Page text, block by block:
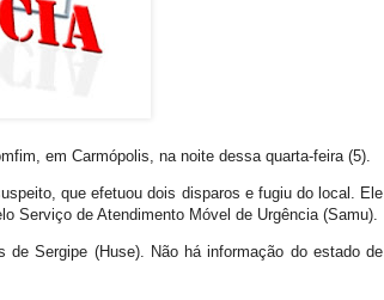
em Carmópolis, na noite dessa quarta-feira (5).
que efetuou dois disparos e fugiu do local. Ele
Serviço de Atendimento Móvel de Urgência (Samu).
Sergipe (Huse). Não há informação do estado de